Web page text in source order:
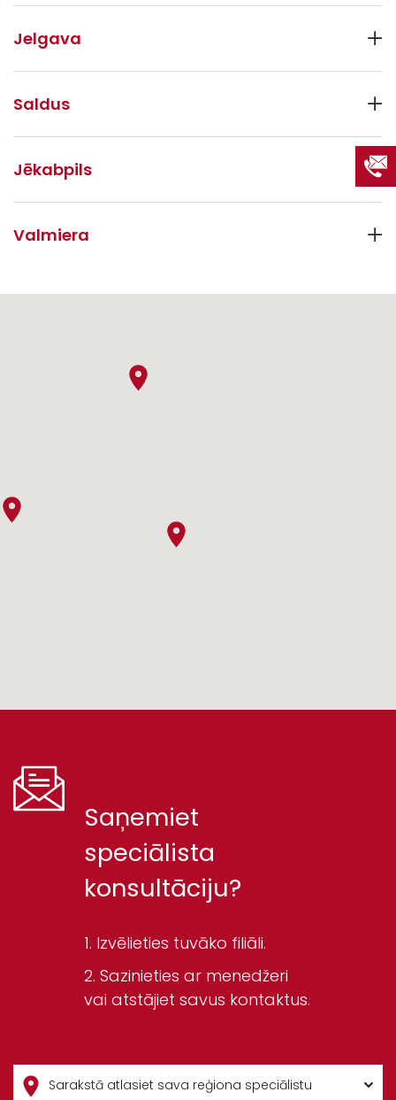
Jelgava
Saldus
Jēkabpils
Valmiera
Saņemiet
speciālista
konsultāciju?
Izvēlieties tuvāko filiāli.
Sazinieties ar menedžeri
vai atstājiet savus kontaktus.